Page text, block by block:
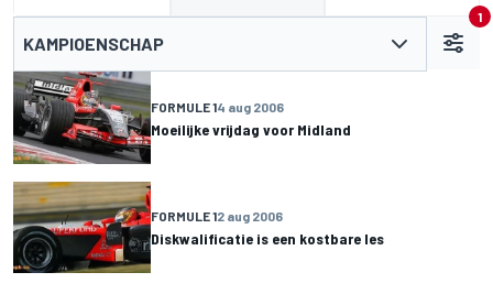
KAMPIOENSCHAP
1
FORMULE 14 aug 2006
Moeilijke vrijdag voor Midland
FORMULE 12 aug 2006
Diskwalificatie is een kostbare les